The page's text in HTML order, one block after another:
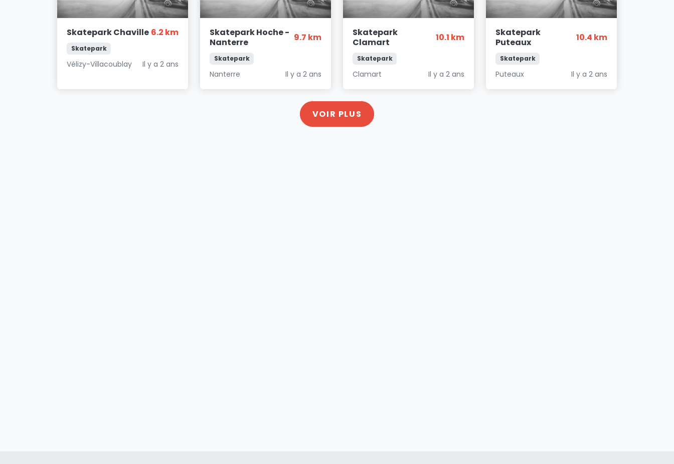
Skatepark Chaville 6.2 km
Skatepark
Vélizy-Villacoublay Il y a 2 ans
Skatepark Hoche -
Nanterre
9.7 km
Skatepark
Nanterre Il y a 2 ans
Skatepark
Clamart
10.1 km
Skatepark
Clamart Il y a 2 ans
Skatepark
Puteaux
10.4 km
Skatepark
Puteaux Il y a 2 ans
VOIR PLUS